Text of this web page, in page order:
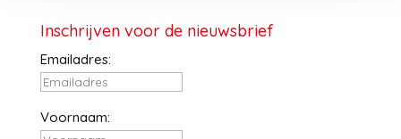
Inschrijven voor de nieuwsbrief
Emailadres:
Voornaam: